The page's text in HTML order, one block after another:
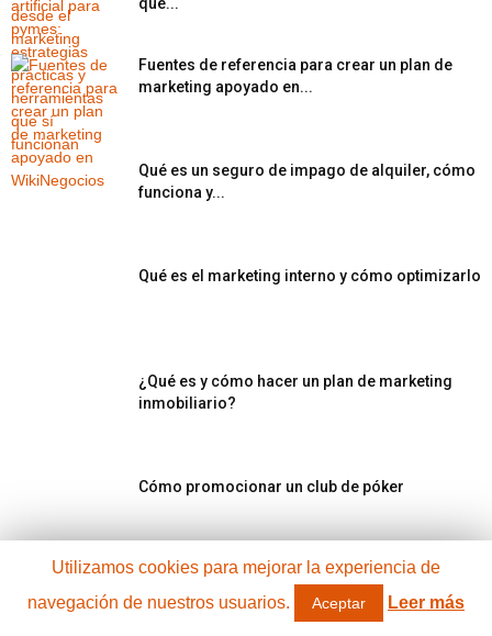
Fuentes de referencia para crear un plan de
marketing apoyado en...
Qué es un seguro de impago de alquiler, cómo
funciona y...
Qué es el marketing interno y cómo optimizarlo
¿Qué es y cómo hacer un plan de marketing
inmobiliario?
Cómo promocionar un club de póker
Embajadores de marca: qué son, funciones y
ejemplos
Utilizamos cookies para mejorar la experiencia de
navegación de nuestros usuarios.
Aceptar Leer más